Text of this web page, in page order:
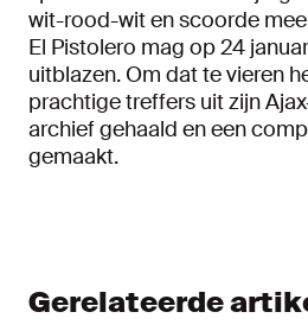
wit-rood-wit en scoorde
El Pistolero mag op 24
uitblazen. Om dat te vieren
prachtige treffers uit zijn
archief gehaald en een
gemaakt.
Gerelateerde